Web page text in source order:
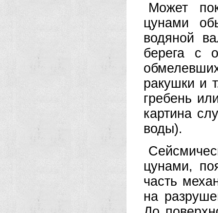
Может
цунами
водяной
берега с
ракушки и
гребень
картина
воды).
цунами,
часть
на